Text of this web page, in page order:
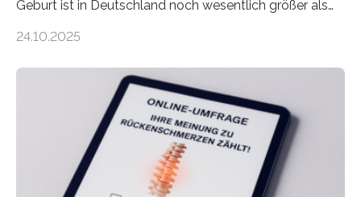
Geburt ist in Deutschland noch wesentlich größer als
nach der Geburt durchschnittlich fast 30.000 Euro
langfristigen Auswirkungen auf Karriere und die spätere
Rente. Bisherige Schätzungen lagen bei rund 20.000
Euro und damit etwa 30 Prozent zu niedrig. Zu diesem
Ergebnis kommt eine neue Studie des ZEW Mannheim
mit der Universität Tilburg. „Werden Frauen unter 30
Jahren erstmals…
24.10.2025